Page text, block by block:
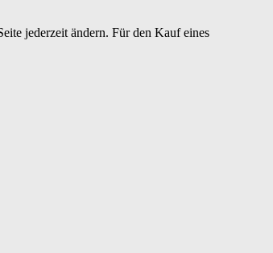
jederzeit ändern. Für den Kauf eines